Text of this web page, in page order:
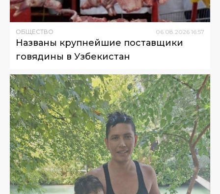
ОБЩЕСТВО 06.08.2026 16:57
Названы крупнейшие поставщики
говядины в Узбекистан